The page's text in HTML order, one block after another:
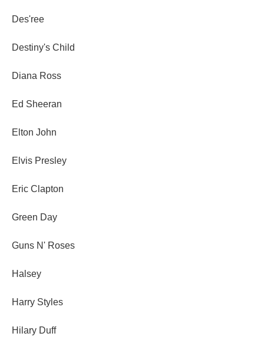
Des'ree
Destiny's Child
Diana Ross
Ed Sheeran
Elton John
Elvis Presley
Eric Clapton
Green Day
Guns N' Roses
Halsey
Harry Styles
Hilary Duff